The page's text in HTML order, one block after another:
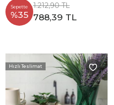
Sepette
%35
1.212,90 TL
788,39 TL
Hızlı Teslimat